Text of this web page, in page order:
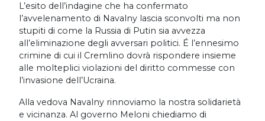
L’esito dell’indagine che ha confermato
l’avvelenamento di Navalny lascia sconvolti ma non
stupiti di come la Russia di Putin sia avvezza
all’eliminazione degli avversari politici. É l’ennesimo
crimine di cui il Cremlino dovrà rispondere insieme
alle molteplici violazioni del diritto commesse con
l’invasione dell’Ucraina.
Alla vedova Navalny rinnoviamo la nostra solidarietà
e vicinanza. Al governo Meloni chiediamo di